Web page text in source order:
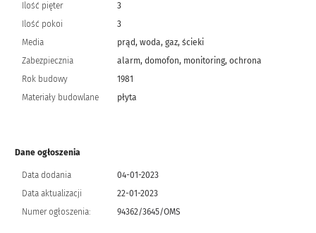
Ilość pięter
3
Ilość pokoi
3
Media
prąd, woda, gaz, ścieki
Zabezpiecznia
alarm, domofon, monitoring, ochrona
Rok budowy
1981
Materiały budowlane
płyta
Dane ogłoszenia
Data dodania
04-01-2023
Data aktualizacji
22-01-2023
Numer ogłoszenia:
94362/3645/OMS